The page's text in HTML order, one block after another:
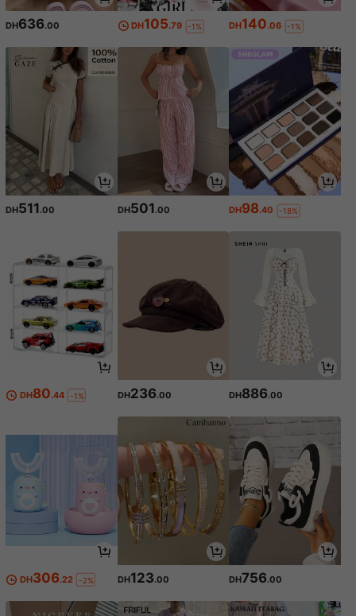
DH636.00 DH105.79 -1% DH140.06 -1%
DH511 .00 DH501 .00 DH98.40 -18%
DH80.44 -1% DH236.00 DH886.00
DH306.22 -2% DH123.00 DH756.00